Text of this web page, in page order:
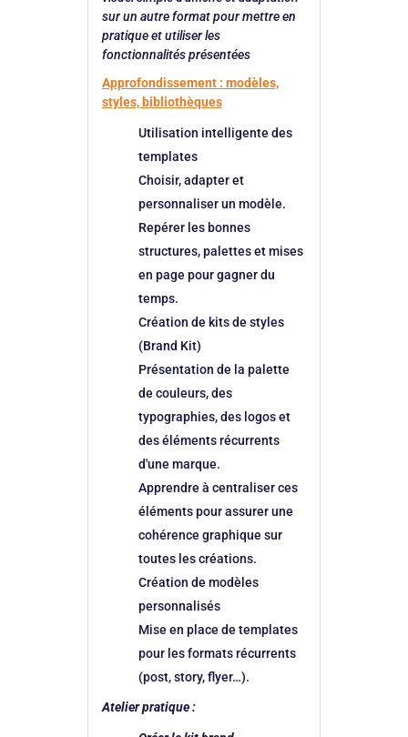
sur un autre format pour mettre en
pratique et utiliser les
fonctionnalités présentées
Approfondissement : modèles,
styles, bibliothèques
Utilisation intelligente des
templates
Choisir, adapter et
personnaliser un modèle.
Repérer les bonnes
structures, palettes et mises
en page pour gagner du
temps.
Création de kits de styles
(Brand Kit)
Présentation de la palette
de couleurs, des
typographies, des logos et
des éléments récurrents
d'une marque.
Apprendre à centraliser ces
éléments pour assurer une
cohérence graphique sur
toutes les créations.
Création de modèles
personnalisés
Mise en place de templates
pour les formats récurrents
(post, story, flyer…).
Atelier pratique :